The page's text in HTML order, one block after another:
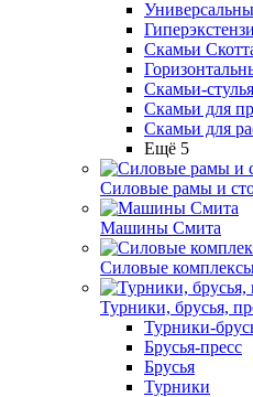
Скамьи
Скамьи-стулья
Скамьи для
Скамьи для
Ещё 5
Силовые рамы и
Машины Смита
Силовые
Турники, брусья,
Турники-
Брусья-пресс
Брусья
Турники